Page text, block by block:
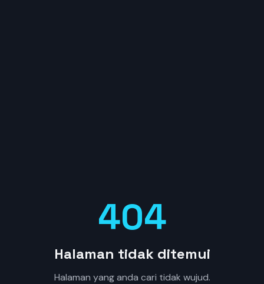
404
Halaman tidak ditemui
Halaman yang anda cari tidak wujud.